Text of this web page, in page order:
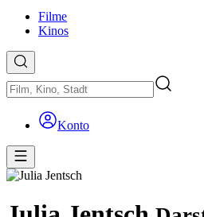
Filme
Kinos
Konto